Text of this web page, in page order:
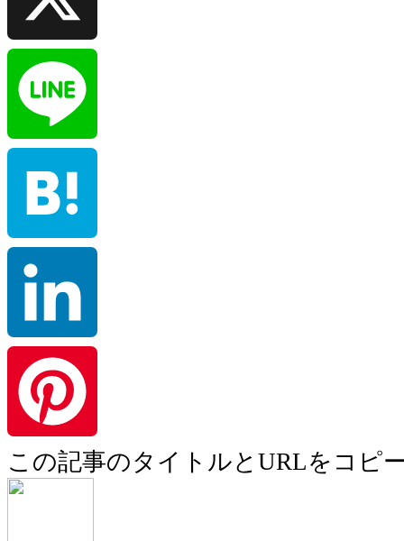
Line
Hatena
LinkedIn
Pinterest
この記事のタイトルとURLをコピ